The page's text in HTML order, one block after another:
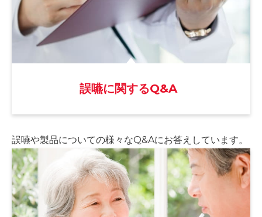
誤嚥に関するQ&A
誤嚥や製品についての様々なQ&Aにお答えしています。